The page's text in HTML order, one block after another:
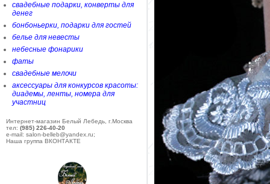
свадебные подарки, конверты для
денег
бонбоньерки, подарки для гостей
белье для невесты
небесные фонарики
фаты
свадебные мелочи
аксессуары для конкурсов красоты:
диадемы, ленты, номера для
участниц
Интернет-магазин Белый Лебедь, г.Москва
тел: (985) 226-40-20
e-mail: salon-belleb@yandex.ru;
Наша группа ВКОНТАКТЕ